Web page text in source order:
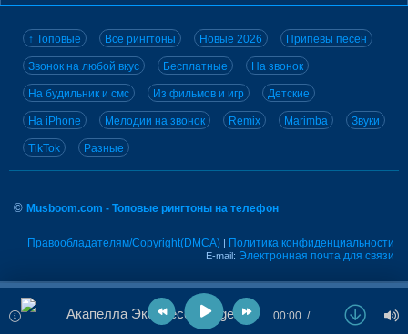
↑ Топовые Все рингтоны Новые 2026 Припевы песен
Звонок на любой вкус Бесплатные На звонок
На будильник и смс Из фильмов и игр Детские
На iPhone Мелодии на звонок Remix Marimba Звуки
TikTok Разные
© Musboom.com - Топовые рингтоны на телефон
Правообладателям/Copyright(DMCA) | Политика конфиденциальности
E-mail: Электронная почта для связи
Акапелла Экспресс - Angel 00:00 …